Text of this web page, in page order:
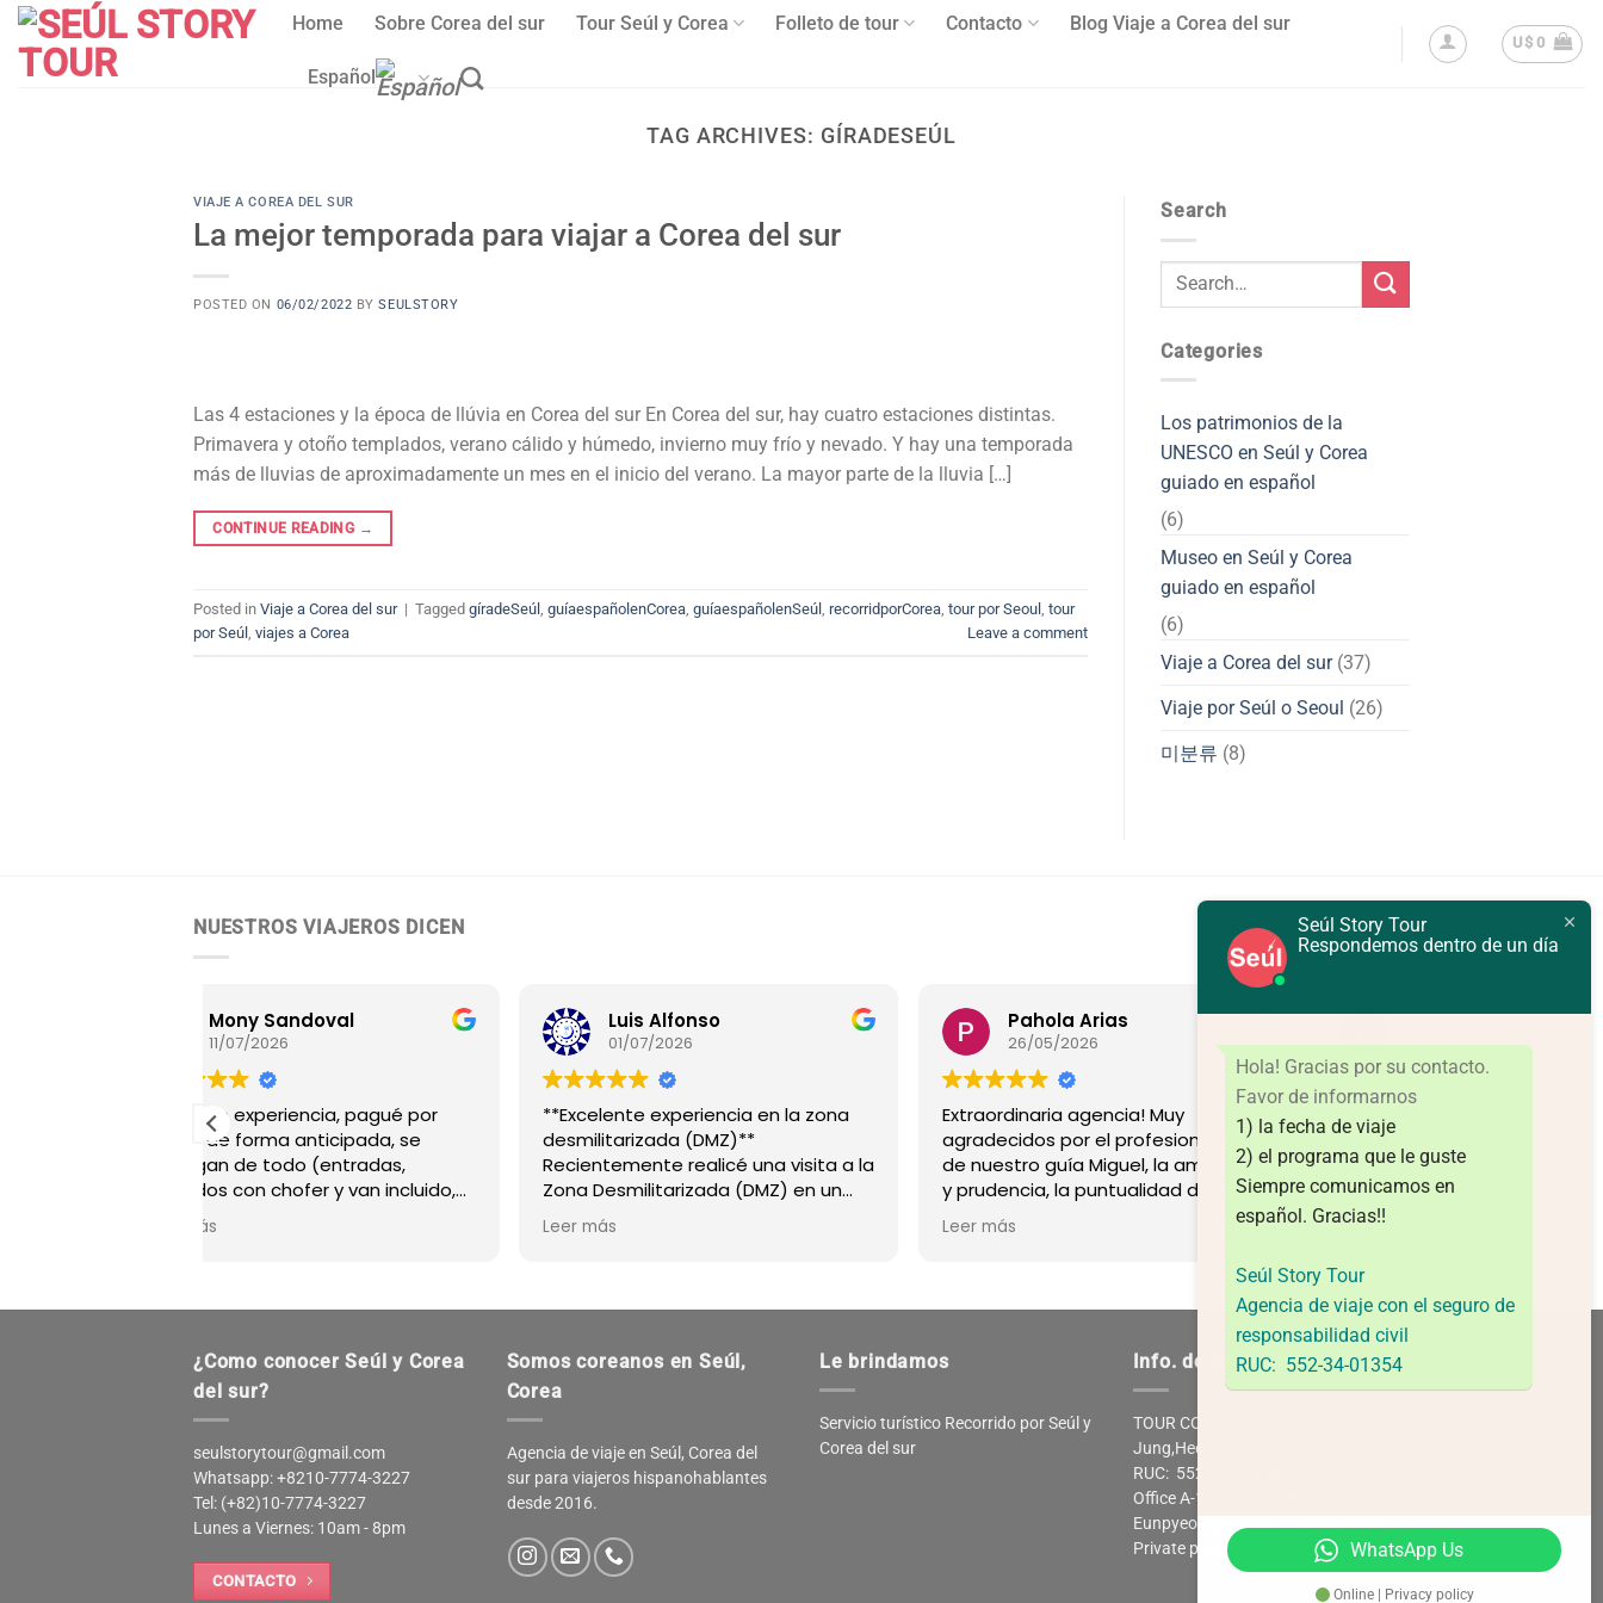
Skip
content
Home Sobre Corea del sur Tour Seúl y Corea Folleto de tour Contacto Blog Viaje a Corea del sur
Español
U$0
TAG ARCHIVES: GÍRADESEÚL
VIAJE A COREA DEL SUR
La mejor temporada para viajar a Corea del sur
POSTED ON 06/02/2022 BYSEULSTORY
Las 4 estaciones y la época de llúvia en Corea del sur En Corea del sur, hay cuatro estaciones distintas.
Primavera y otoño templados, verano cálido y húmedo, invierno muy frío y nevado. Y hay una temporada
más de lluvias de aproximadamente un mes en el inicio del verano. La mayor parte de la lluvia […]
CONTINUE READING →
Posted in Viaje a Corea del sur | Tagged gíradeSeúl , guíaespañolenCorea, guíaespañolenSeúl , recorridporCorea, tour por Seoul , tour
por Seúl , viajes a Corea Leave a comment
Search
Categories
Los patrimonios de la
UNESCO en Seúl y Corea
guiado en español
(6)
Museo en Seúl y Corea
guiado en español
(6)
Viaje a Corea del sur(37)
Viaje por Seúl o Seoul (26)
미분류 (8)
NUESTROS VIAJEROS DICEN
experiencia, pagué por
de forma anticipada, se
con chofer y van incluido,
sobre Seúl, como
propio plan que se ajuste a
Luis Alfonso
**Excelente experiencia en la zona
desmilitarizada (DMZ)**
Recientemente realicé una visita a la
Zona Desmilitarizada (DMZ) en un
tour en español y la experiencia fue
excepcional. Quiero destacar
extremadamente amable,
explicaciones detalladas que
hicieron que la visita fuera muy
Asimismo, me gustaría agradecer a
**Jung**, el agente, quien fue
fundamental en todo el proceso de
reserva. Su atención fue impecable
y, además, me dio consejos muy
útiles sobre qué hacer y visitar en
Pahola Arias
Extraordinaria agencia! Muy
agradecidos por el profesionalismo
de nuestro guía Miguel, la amabilidad
y prudencia, la puntualidad del
transporte, siempre pendientes de
los detalles del grupo. Los
EGV
23/04/2026
Excelente servicio, confiables y
profesionales.
el
¿Como conocer Seúl y Corea
del sur?
seulstorytour@gmail.com
Whatsapp: +8210-7774-3227
Tel: (+82)10-7774-3227
Lunes a Viernes: 10am - 8pm
CONTACTO
Somos coreanos en Seúl,
Corea
Agencia de viaje en Seúl, Corea del
sur para viajeros hispanohablantes
desde 2016.
Le brindamos
Servicio turístico Recorrido por Seúl y
Corea del sur
Info. de empresa
TOUR COREA
Jung,HeeKyoung
RUC: 552-34-01354
Office A-1311, Eunpyeongro 85,
Eunpyeonggu, Seoul. South Korea
Private policy
Seúl Story Tour
Respondemos dentro de un día
Hola! Gracias por su contacto.
Favor de informarnos
1) la fecha de viaje
2) el programa que le guste
Siempre comunicamos en
español. Gracias!!
Seúl Story Tour
Agencia de viaje con el seguro de
responsabilidad civil
RUC: 552-34-01354
WhatsApp Us
Online | Privacy policy